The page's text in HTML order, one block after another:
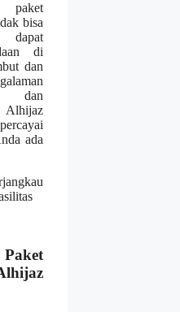
paket
bisa
di
dan
dan
ada